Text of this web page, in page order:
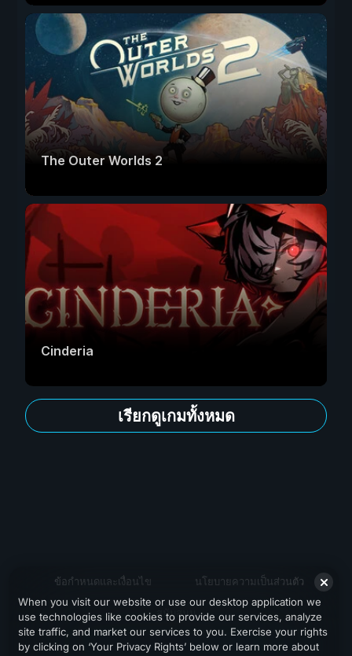
The Outer Worlds 2
Cinderia
เรียกดูเกมทั้งหมด
ข้อกำหนดและเงื่อนไข นโยบายความเป็นส่วนตัว
สนับสนุน
When you visit our website or use our desktop application we
use technologies like cookies to provide our services, analyze
site traffic, and market our services to you. Exercise your rights
by clicking on ‘Your Privacy Rights’ below or learn more about